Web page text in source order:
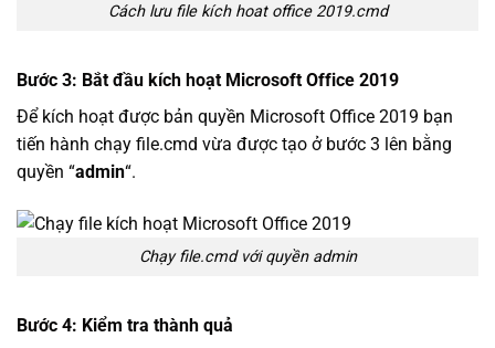
Cách lưu file kích hoat office 2019.cmd
Bước 3: Bắt đầu kích hoạt Microsoft Office 2019
Để kích hoạt được bản quyền Microsoft Office 2019 bạn
tiến hành chạy file.cmd vừa được tạo ở bước 3 lên bằng
quyền “admin“.
Chạy file.cmd với quyền admin
Bước 4: Kiểm tra thành quả